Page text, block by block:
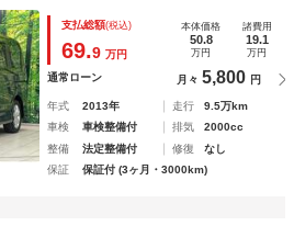
純正１６インチＡＷ オートラ
ｕｅｔｏｏｔｈ ＣＤ ＤＶＤ再
支払総額(税込)
69.9 万円
本体価格
50.8
万円
諸費用
19.1
万円
通常ローン 月々 5,800 円
年式 2013年 走行
9.5万km
車検
車検整備付 排気
2000cc
整備
法定整備付 修復
なし
保証
保証付 (3ヶ月・3000km)